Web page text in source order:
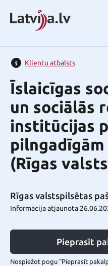
Klientu atbalsts
Īslaicīgas
un sociālās
institūcijas
(Rīgas
Rīgas valstspilsētas
Informācija atjaunota
Pieprasīt
Nospiežot pogu "Pieprasīt